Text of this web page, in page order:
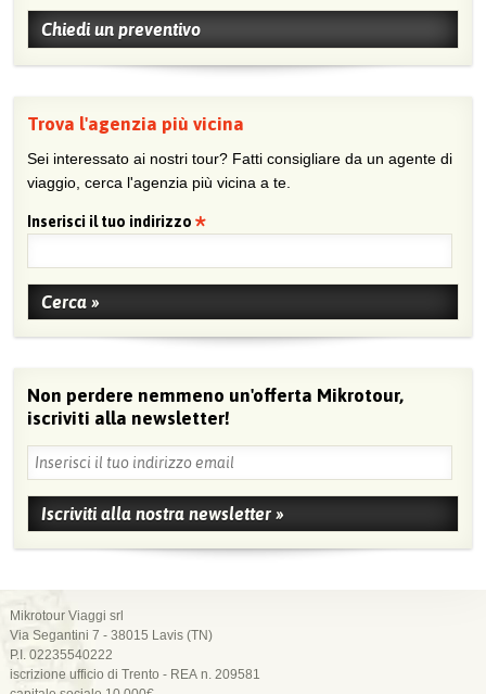
Chiedi un preventivo
Trova l'agenzia più vicina
Sei interessato ai nostri tour? Fatti consigliare da un agente di
viaggio, cerca l'agenzia più vicina a te.
Inserisci il tuo indirizzo
Non perdere nemmeno un'offerta Mikrotour,
iscriviti alla newsletter!
Mikrotour Viaggi srl
Via Segantini 7 - 38015 Lavis (TN)
P.I. 02235540222
iscrizione ufficio di Trento - REA n. 209581